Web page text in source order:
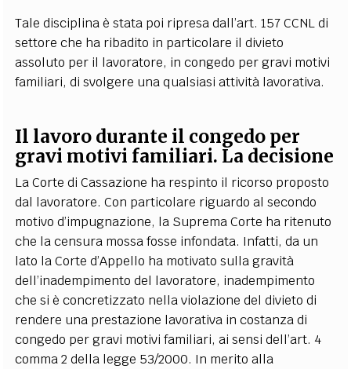
Tale disciplina è stata poi ripresa dall’art. 157 CCNL di
settore che ha ribadito in particolare il divieto
assoluto per il lavoratore, in congedo per gravi motivi
familiari, di svolgere una qualsiasi attività lavorativa.
Il lavoro durante il congedo per
gravi motivi familiari. La decisione
La Corte di Cassazione ha respinto il ricorso proposto
dal lavoratore. Con particolare riguardo al secondo
motivo d’impugnazione, la Suprema Corte ha ritenuto
che la censura mossa fosse infondata. Infatti, da un
lato la Corte d’Appello ha motivato sulla gravità
dell’inadempimento del lavoratore, inadempimento
che si è concretizzato nella violazione del divieto di
rendere una prestazione lavorativa in costanza di
congedo per gravi motivi familiari, ai sensi dell’art. 4
comma 2 della legge 53/2000. In merito alla